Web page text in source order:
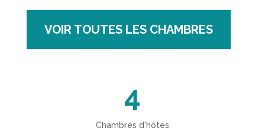
VOIR TOUTES LES CHAMBRES
4
Chambres d'hôtes